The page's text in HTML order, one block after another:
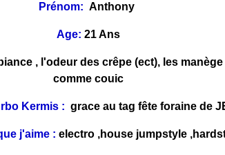
Prénom: Anthony
Age: 21 Ans
, l'odeur des crêpe (ect), les
comme couic
Kermis : grace au tag fête foraine de
j'aime : electro ,house jumpstyle